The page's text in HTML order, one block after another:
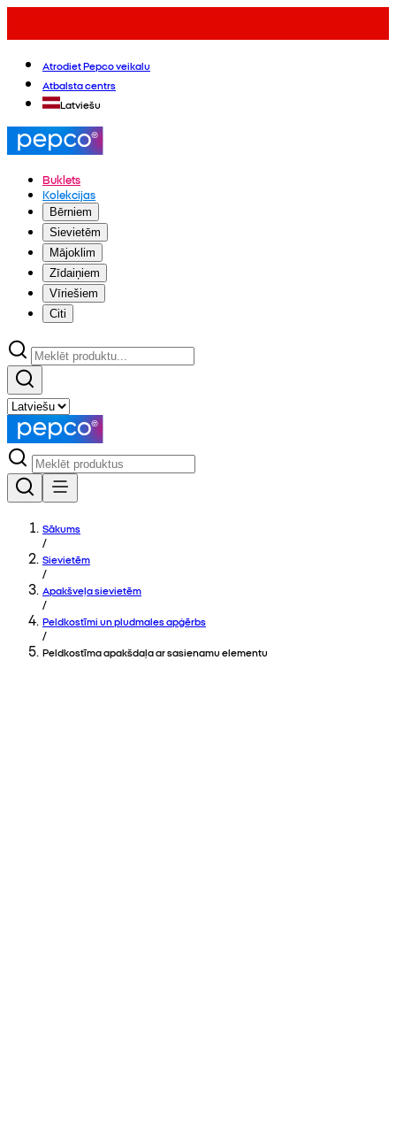
Atrodiet Pepco veikalu
Atbalsta centrs
Latviešu
Buklets
Kolekcijas
Bērniem
Sievietēm
Mājoklim
Zīdaiņiem
Vīriešiem
Citi
Sākums
/
Sievietēm
/
Apakšveļa sievietēm
/
Peldkostīmi un pludmales apģērbs
/
Peldkostīma apakšdaļa ar sasienamu elementu